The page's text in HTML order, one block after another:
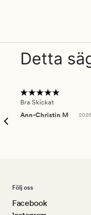
Detta
Bra Skickat
Ann-Christin M
Följ oss
Facebook